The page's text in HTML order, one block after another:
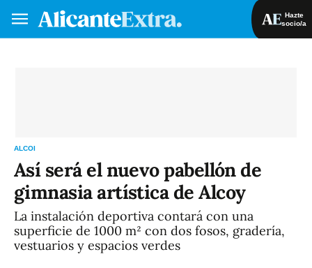
Hazte
socio/a
ALCOI
Así será el nuevo pabellón de
gimnasia artística de Alcoy
La instalación deportiva contará con una
superficie de 1000 m² con dos fosos, gradería,
vestuarios y espacios verdes